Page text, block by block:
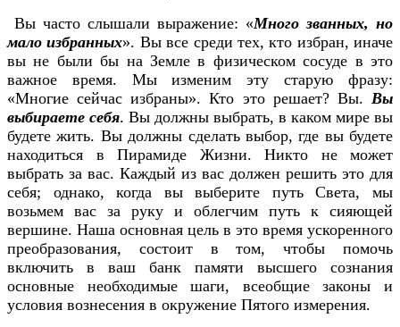
Вы часто слышали выражение: «Много званных, но
мало избранных». Вы все среди тех, кто избран, иначе
вы не были бы на Земле в физическом сосуде в это
важное время. Мы изменим эту старую фразу:
«Многие сейчас избраны». Кто это решает? Вы. Вы
выбираете себя. Вы должны выбрать, в каком мире вы
будете жить. Вы должны сделать выбор, где вы будете
находиться в Пирамиде Жизни. Никто не может
выбрать за вас. Каждый из вас должен решить это для
себя; однако, когда вы выберите путь Света, мы
возьмем вас за руку и облегчим путь к сияющей
вершине. Наша основная цель в это время ускоренного
преобразования, состоит в том, чтобы помочь
включить в ваш банк памяти высшего сознания
основные необходимые шаги, всеобщие законы и
условия вознесения в окружение Пятого измерения.